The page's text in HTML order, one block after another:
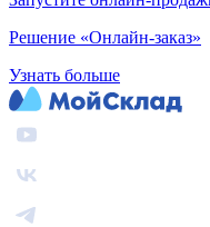
Решение «Онлайн-заказ»
Узнать больше